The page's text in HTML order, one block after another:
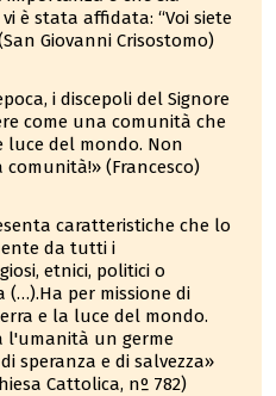
è stata affidata: “Voi siete
Giovanni Crisostomo)
i discepoli del Signore
come una comunità che
luce del mondo. Non
(Francesco)
caratteristiche che lo
da tutti i
etnici, politici o
per missione di
e la luce del mondo.
l'umanità un germe
speranza e di salvezza»
Cattolica, nº 782)